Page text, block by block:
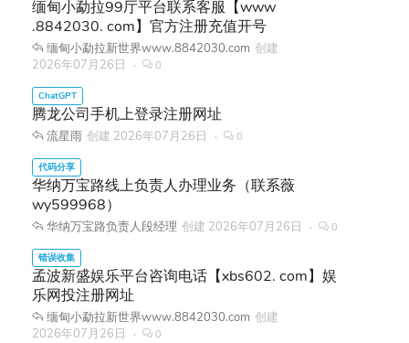
缅甸小勐拉99厅平台联系客服【www
.8842030. com】官方注册充值开号
缅甸小勐拉新世界www.8842030.com 创建
2026年07月26日
0
腾龙公司手机上登录注册网址
流星雨 创建 2026年07月26日 0
华纳万宝路线上负责人办理业务（联系薇
wy599968）
华纳万宝路负责人段经理 创建 2026年07月26日 0
孟波新盛娱乐平台咨询电话【xbs602. com】娱
乐网投注册网址
缅甸小勐拉新世界www.8842030.com 创建
2026年07月26日
0